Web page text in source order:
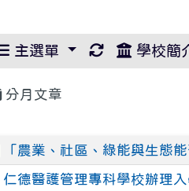
主選單 重新取得佈
學校簡
分月文章
「農業、社區、綠能與生態
仁德醫護管理專科學校辦理